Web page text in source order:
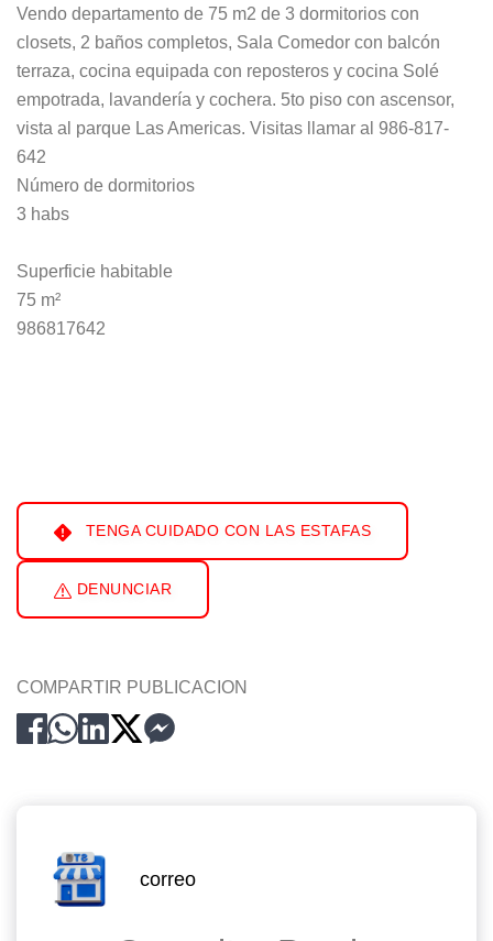
Vendo departamento de 75 m2 de 3 dormitorios con
closets, 2 baños completos, Sala Comedor con balcón
terraza, cocina equipada con reposteros y cocina Solé
empotrada, lavandería y cochera. 5to piso con ascensor,
vista al parque Las Americas. Visitas llamar al 986-817-
642
Número de dormitorios
3 habs
Superficie habitable
75 m²
986817642
TENGA CUIDADO CON LAS ESTAFAS
DENUNCIAR
COMPARTIR PUBLICACION
correo